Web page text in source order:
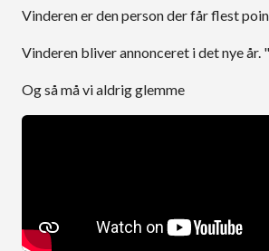
Vinderen er den person der får flest
Vinderen bliver annonceret i det nye
Og så må vi aldrig glemme